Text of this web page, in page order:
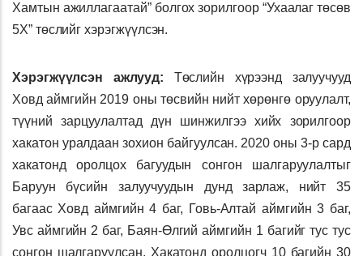
Хамтын ажиллагаатай” болгох зорилгоор “Ухаалаг төсөв
5X” төслийг хэрэгжүүлсэн.
Хэрэгжүүлсэн ажлууд: Төслийн хүрээнд залуучууд
Ховд аймгийн 2019 оны төсвийн нийт хөрөнгө оруулалт,
түүний зарцуулалтад дүн шинжилгээ хийх зорилгоор
хакатон уралдаан зохион байгуулсан. 2020 оны 3-р сард
хакатонд оролцох багуудын сонгон шалгаруулалтыг
Баруун бүсийн залуучуудын дунд зарлаж, нийт 35
багаас Ховд аймгийн 4 баг, Говь-Алтай аймгийн 3 баг,
Увс аймгийн 2 баг, Баян-Өлгий аймгийн 1 багийг тус тус
сонгон шалгаруулсан. Хакатонд оролцогч 10 багийн 30